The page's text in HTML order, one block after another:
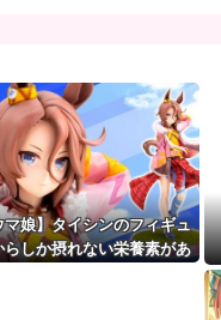
娘】生足ヘソだしマー
秋元康（68）が20000曲
ンドーダイレクトってや
「熊本地震で見る日本
と同窓会で再会、終電
】阪神ドリスの大爆笑
娘】（審議）無凸ブー
娘】覚醒Lv6、7の解放
マ娘】タイシンのフィギュ
らしか摂れない栄養素があ